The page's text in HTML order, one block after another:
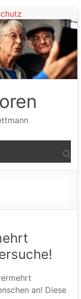
an! Diese